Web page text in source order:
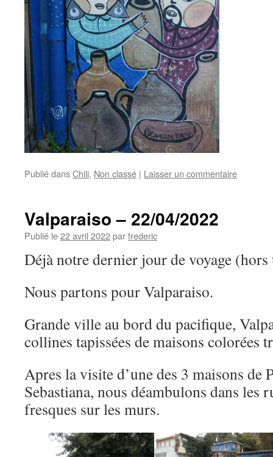
Publié dansChili, Non classé | Laisser un commentaire
Valparaiso – 22/04/2022
Publié le22 avril 2022parfrederic
Déjà notre dernier jour de voyage
Nous partons pour Valparaiso.
Grande ville au bord du pacifique,
collines tapissées de maisons colorées
Apres la visite d’une des 3 maisons de
Sebastiana, nous déambulons dans les
fresques sur les murs.